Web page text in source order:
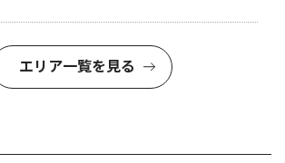
エリア一覧を見る